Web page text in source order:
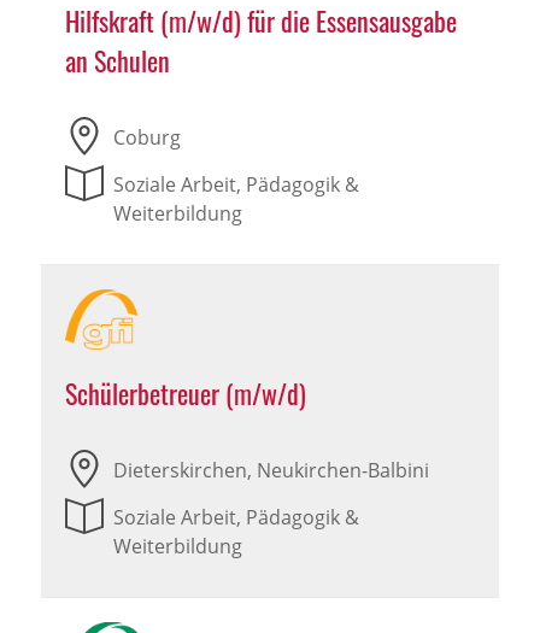
Hilfskraft (m/w/d) für die Essensausgabe
an Schulen
Coburg
Soziale Arbeit, Pädagogik &
Weiterbildung
Schülerbetreuer (m/w/d)
Dieterskirchen, Neukirchen-Balbini
Soziale Arbeit, Pädagogik &
Weiterbildung